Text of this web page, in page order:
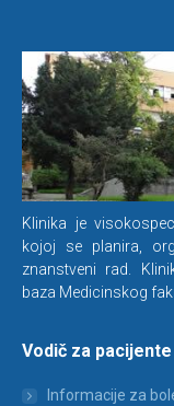
Klinika je
kojoj se planira,
znanstveni rad.
baza Medicinskog
Vodič za pacijente
Informacije za